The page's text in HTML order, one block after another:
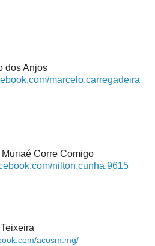
dos Anjos
marcelo.carregadeira
Corre Comigo
nilton.cunha.9615
acosm.mg/